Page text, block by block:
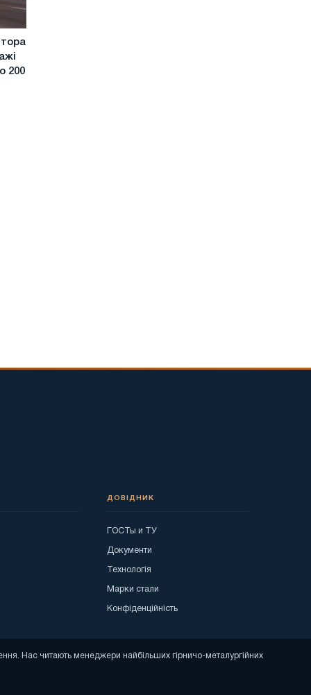
200
ДОВІДНИК
ГОСТы и ТУ
Документи
Технологія
Марки стали
Конфіденційність
Нас читають менеджери найбільших гірничо-металургійних